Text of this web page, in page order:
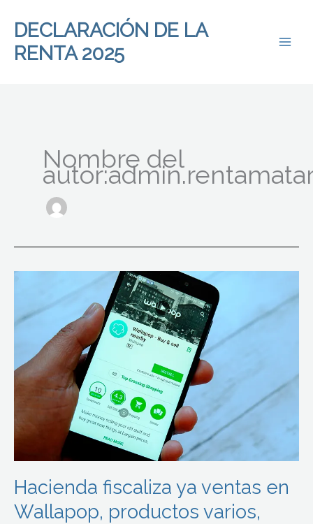
contenido
DECLARACIÓN DE LA
RENTA 2025
Nombre del
Hacienda fiscaliza ya ventas en
Wallapop, productos varios,
ventas
Wallapop,
productos
pisos: